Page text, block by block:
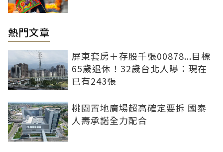
熱門文章
屏東套房＋存股千張00878...目標
65歲退休！32歲台北人曝：現在
已有243張
桃園置地廣場超高確定要拆 國泰
人壽承諾全力配合